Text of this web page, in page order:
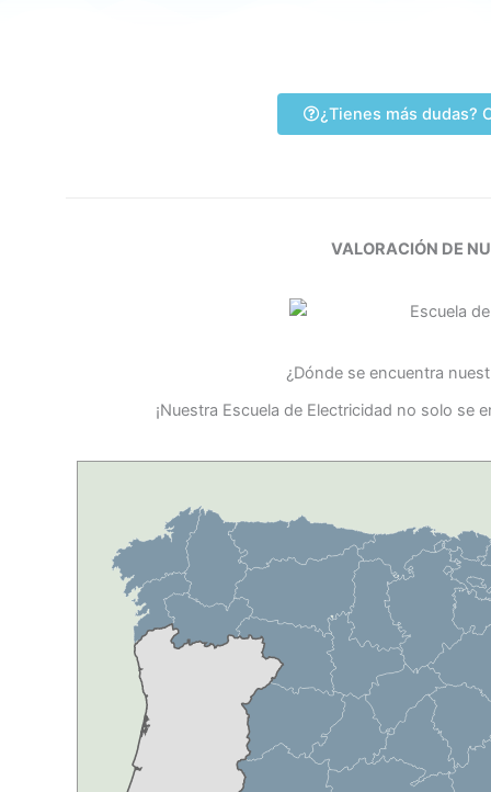
¿Tienes más dudas?
VALORACIÓN DE
¿Dónde se encuentra
¡Nuestra Escuela de Electricidad no solo se